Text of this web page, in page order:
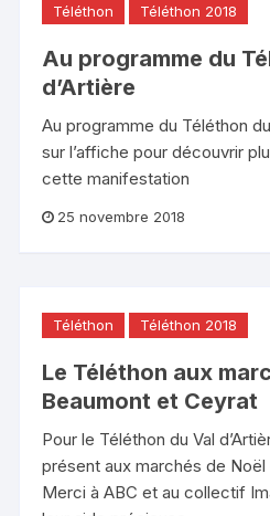
Téléthon Téléthon 2018
Au programme du
d’Artière
Au programme du Téléthon
sur l’affiche pour découvrir
cette manifestation
25 novembre 2018
Téléthon Téléthon 2018
Le Téléthon aux
Beaumont et Ceyrat
Pour le Téléthon du Val
présent aux marchés de
Merci à ABC et au collectif